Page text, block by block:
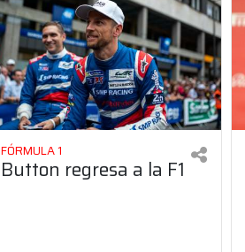
FÓRMULA 1
Button regresa a la F1